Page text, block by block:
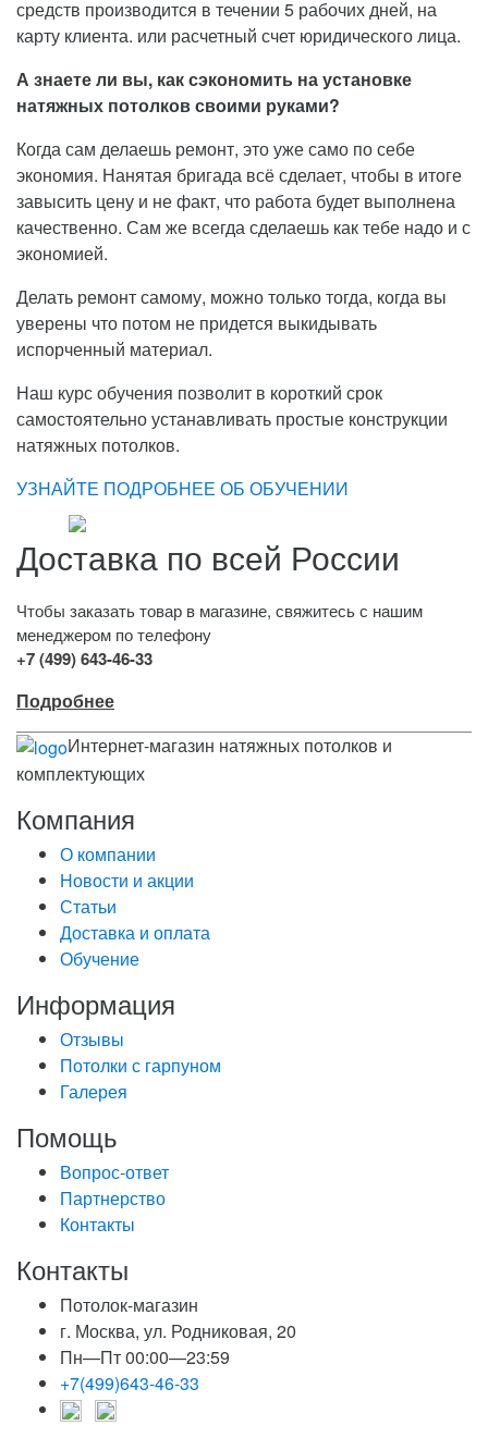
средств производится в течении 5 рабочих дней, на
карту клиента. или расчетный счет юридического лица.
А знаете ли вы, как сэкономить на установке
натяжных потолков своими руками?
Когда сам делаешь ремонт, это уже само по себе
экономия. Нанятая бригада всё сделает, чтобы в итоге
завысить цену и не факт, что работа будет выполнена
качественно. Сам же всегда сделаешь как тебе надо и с
экономией.
Делать ремонт самому, можно только тогда, когда вы
уверены что потом не придется выкидывать
испорченный материал.
Наш курс обучения позволит в короткий срок
самостоятельно устанавливать простые конструкции
натяжных потолков.
УЗНАЙТЕ ПОДРОБНЕЕ ОБ ОБУЧЕНИИ
Доставка по всей России
Чтобы заказать товар в магазине, свяжитесь с нашим
менеджером по телефону
+7 (499) 643-46-33
Подробнее
Интернет-магазин натяжных потолков и
комплектующих
Компания
О компании
Новости и акции
Статьи
Доставка и оплата
Обучение
Информация
Отзывы
Потолки с гарпуном
Галерея
Помощь
Вопрос-ответ
Партнерство
Контакты
Контакты
Потолок-магазин
г. Москва, ул. Родниковая, 20
Пн—Пт 00:00—23:59
+7(499)643-46-33